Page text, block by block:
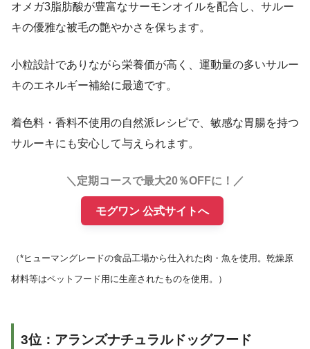
オメガ3脂肪酸が豊富なサーモンオイルを配合し、サルー
キの優雅な被毛の艶やかさを保ちます。
小粒設計でありながら栄養価が高く、運動量の多いサルー
キのエネルギー補給に最適です。
着色料・香料不使用の自然派レシピで、敏感な胃腸を持つ
サルーキにも安心して与えられます。
＼定期コースで最大20％OFFに！／
モグワン 公式サイトへ
（*ヒューマングレードの食品工場から仕入れた肉・魚を使用。乾燥原
材料等はペットフード用に生産されたものを使用。）
3位：アランズナチュラルドッグフード